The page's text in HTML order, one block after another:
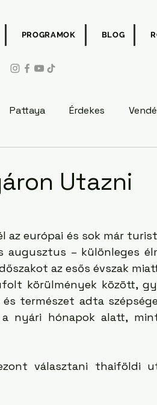
PROGRAMOK BLOG
Pattaya Érdekes
Utazni
az európai és sok már
augusztus – különleges
az esős évszak
körülmények között,
természet adta
nyári hónapok alatt,
választani thaiföldi